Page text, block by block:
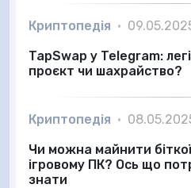
Криптопедія •
TapSwap у Telegram:
проєкт чи шахрайство?
Криптопедія •
Чи можна майнити
ігровому ПК? Ось що
знати